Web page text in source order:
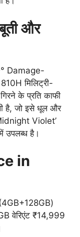
और
Damage-
मिलिट्री-
के प्रति काफी
है, जो इसे धूल और
Violet’
उपलब्ध है।
in
वेरिएंट ₹14,999